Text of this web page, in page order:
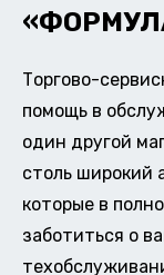
Торгово-
помощь в
один другой
столь широкий
которые в
заботиться о